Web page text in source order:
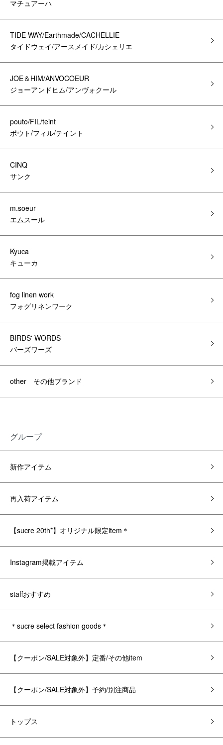
マチュアーハ
TIDE WAY/Earthmade/CACHELLIE
タイドウェイ/アースメイド/カシェリエ
JOE＆HIM/ANVOCOEUR
ジョーアンドヒム/アンヴォクール
pouto/FIL/teint
ポウト/フィル/テイント
CINQ
サンク
m.soeur
エムスール
Kyuca
キューカ
fog linen work
フォグリネンワーク
BIRDS' WORDS
バーズワーズ
other その他ブランド
グループ
新作アイテム
再入荷アイテム
【sucre 20th*】オリジナル限定item＊
Instagram掲載アイテム
staffおすすめ
＊sucre select fashion goods＊
【クーポン/SALE対象外】定番/その他item
【クーポン/SALE対象外】予約/別注商品
トップス